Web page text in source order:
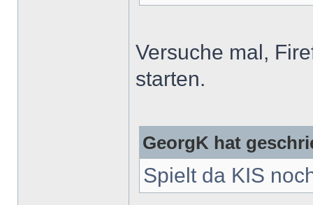
Versuche mal,
starten.
GeorgK hat
Spielt da KIS